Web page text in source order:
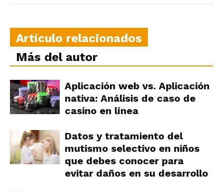
Artículo relacionados
Más del autor
Aplicación web vs. Aplicación
nativa: Análisis de caso de
casino en línea
Datos y tratamiento del
mutismo selectivo en niños
que debes conocer para
evitar daños en su desarrollo